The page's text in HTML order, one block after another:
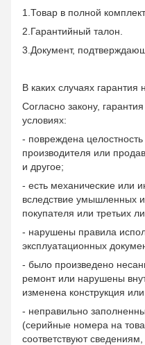
1.Товар в полной
2.Гарантийный талон.
3.Документ,
В каких случаях гарантия
Согласно закону,
условиях:
- повреждена
производителя или
и другое;
- есть механические или
вследствие умышленных
покупателя или третьих
- нарушены правила
эксплуатационных
- было произведено
ремонт или нарушены
изменена конструкция
- неправильно
(серийные номера на
соответствуют